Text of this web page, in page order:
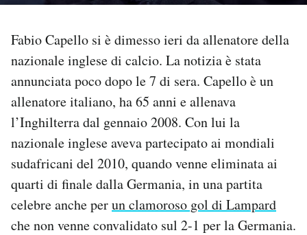
NEWSLETTER
I MIEI PREFERITI
SHOP
CALENDARIO
AREA PERSONALE
Fabio Capello si è dimesso ieri da allenatore della
nazionale inglese di calcio. La notizia è stata
annunciata poco dopo le 7 di sera. Capello è un
allenatore italiano, ha 65 anni e allenava
l’Inghilterra dal gennaio 2008. Con lui la
nazionale inglese aveva partecipato ai mondiali
sudafricani del 2010, quando venne eliminata ai
quarti di finale dalla Germania, in una partita
celebre anche perun clamoroso gol di Lampard
che non venne convalidato sul 2-1 per la Germania.